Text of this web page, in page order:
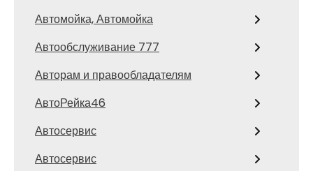
Автомойка, Автомойка
Автообслуживание 777
Авторам и правообладателям
АвтоРейка46
Автосервис
Автосервис